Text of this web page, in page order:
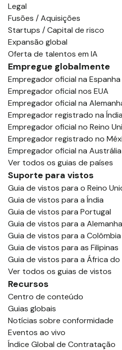
Legal
Fusões / Aquisições
Startups / Capital de risco
Expansão global
Oferta de talentos em IA
Empregue globalmente
Empregador oficial na Espanha
Empregador oficial nos EUA
Empregador oficial na
Empregador registrado na Índia
Empregador oficial no Reino
Empregador registrado no
Empregador oficial na Austrália
Ver todos os guias de países
Suporte para vistos
Guia de vistos para o Reino
Guia de vistos para a Índia
Guia de vistos para Portugal
Guia de vistos para a Alemanha
Guia de vistos para a Colômbia
Guia de vistos para as Filipinas
Guia de vistos para a África do
Ver todos os guias de vistos
Recursos
Centro de conteúdo
Guias globais
Notícias sobre conformidade
Eventos ao vivo
Índice Global de Contratação